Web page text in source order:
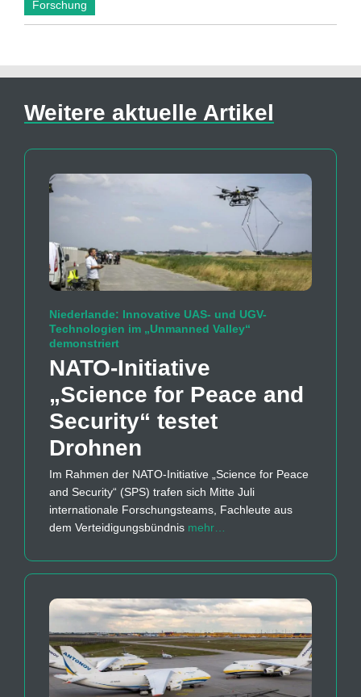
Forschung
Weitere aktuelle Artikel
Niederlande: Innovative UAS- und UGV-
Technologien im „Unmanned Valley“
demonstriert
NATO-Initiative
„Science for Peace and
Security“ testet
Drohnen
Im Rahmen der NATO-Initiative „Science for Peace
and Security“ (SPS) trafen sich Mitte Juli
internationale Forschungsteams, Fachleute aus
dem Verteidigungsbündnis mehr…